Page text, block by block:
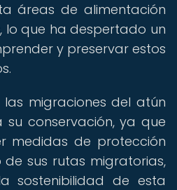
áreas de alimentación
lo que ha despertado un
y preservar estos
migraciones del atún
conservación, ya que
medidas de protección
sus rutas migratorias,
sostenibilidad de esta